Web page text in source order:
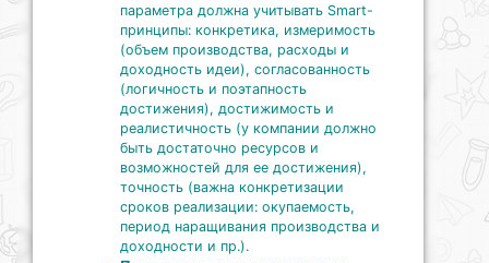
параметра должна учитывать Smart-
принципы: конкретика, измеримость
(объем производства, расходы и
доходность идеи), согласованность
(логичность и поэтапность
достижения), достижимость и
реалистичность (у компании должно
быть достаточно ресурсов и
возможностей для ее достижения),
точность (важна конкретизации
сроков реализации: окупаемость,
период наращивания производства и
доходности и пр.).